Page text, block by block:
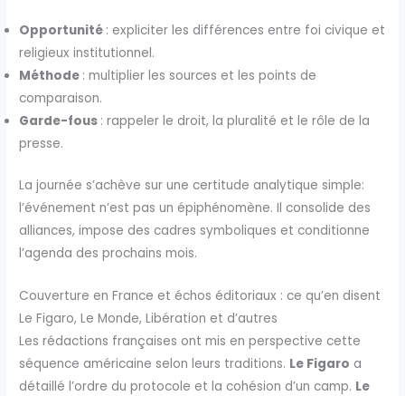
Opportunité : expliciter les différences entre foi civique et
religieux institutionnel.
Méthode : multiplier les sources et les points de
comparaison.
Garde-fous : rappeler le droit, la pluralité et le rôle de la
presse.
La journée s’achève sur une certitude analytique simple:
l’événement n’est pas un épiphénomène. Il consolide des
alliances, impose des cadres symboliques et conditionne
l’agenda des prochains mois.
Couverture en France et échos éditoriaux : ce qu’en disent
Le Figaro, Le Monde, Libération et d’autres
Les rédactions françaises ont mis en perspective cette
séquence américaine selon leurs traditions. Le Figaro a
détaillé l’ordre du protocole et la cohésion d’un camp. Le